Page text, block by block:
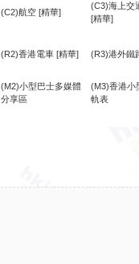
(C2)航空 [精華]
(C3)海上交
[精華]
(R2)香港電車 [精華] (R3)港外鐵
(M2)小型巴士多媒體
分享區
(M3)香港小
軌表